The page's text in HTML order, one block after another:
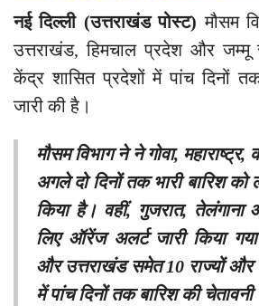
नई दिल्ली (उत्तराखंड पोस्ट)मौसम
उत्तराखंड, हिमचाल प्रदेश और
केंद्र शासित प्रदेशों में पांच दिनों
जारी की है।
मौसम विभाग ने ने गोवा,
अगले दो दिनों तक भारी बारिश
किया है। वहीं, गुजरात,
लिए ऑरेंज अलर्ट जारी किया
और उत्तराखंड समेत 10 राज्यों और
में पांच दिनों तक बारिश की चेतावनी